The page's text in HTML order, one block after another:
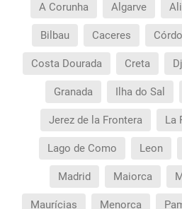
A Corunha Algarve
Bilbau Caceres
Costa Dourada Creta
Granada Ilha do Sal
Jerez de la Frontera La
Lago de Como Leon
Madrid Maiorca
Maurícias Menorca